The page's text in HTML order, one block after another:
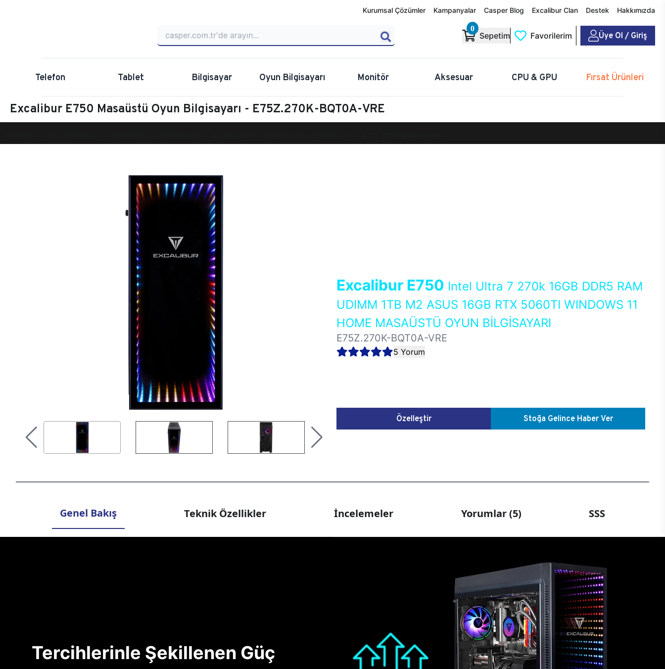
Kurumsal Çözümler Kampanyalar Casper Blog Excalibur Clan Destek Hakkımızda
0
Sepetim Favorilerim Üye Ol / Giriş
Telefon Tablet Bilgisayar Oyun Bilgisayarı Monitör Aksesuar CPU & GPU Fırsat Ürünleri
Excalibur E750 Masaüstü Oyun Bilgisayarı - E75Z.270K-BQT0A-VRE
Excalibur E750 Intel Ultra 7 270k 16GB DDR5 RAM
UDIMM 1TB M2 ASUS 16GB RTX 5060TI WINDOWS 11
HOME MASAÜSTÜ OYUN BİLGİSAYARI
E75Z.270K-BQT0A-VRE
5 Yorum
Özelleştir Stoğa Gelince Haber Ver
Genel Bakış Teknik Özellikler İncelemeler Yorumlar (5) SSS
Tercihlerinle Şekillenen Güç